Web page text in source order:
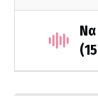
Να